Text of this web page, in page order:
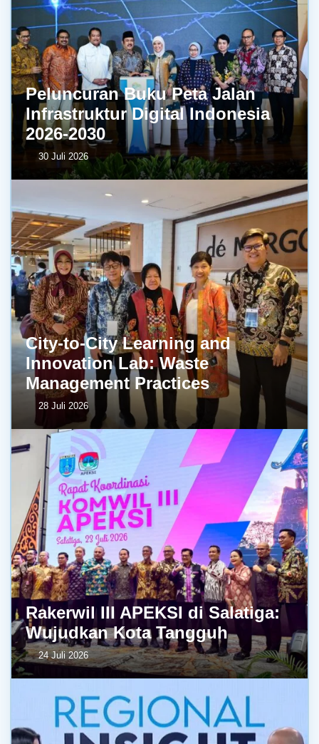
Peluncuran Buku Peta Jalan
Infrastruktur Digital Indonesia
2026-2030
30 Juli 2026
City-to-City Learning and
Innovation Lab: Waste
Management Practices
28 Juli 2026
Rakerwil III APEKSI di Salatiga:
Wujudkan Kota Tangguh
24 Juli 2026